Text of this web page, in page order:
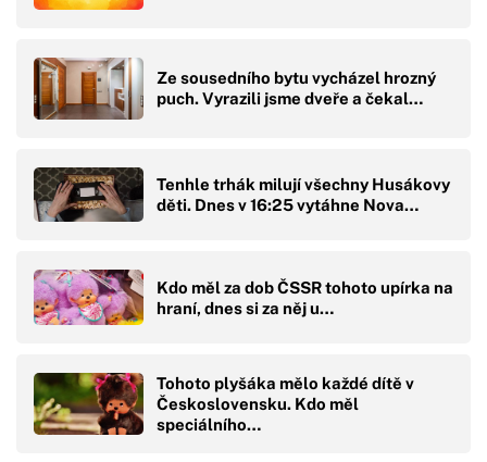
Ze sousedního bytu vycházel hrozný
puch. Vyrazili jsme dveře a čekal…
Tenhle trhák milují všechny Husákovy
děti. Dnes v 16:25 vytáhne Nova…
Kdo měl za dob ČSSR tohoto upírka na
hraní, dnes si za něj u…
Tohoto plyšáka mělo každé dítě v
Československu. Kdo měl
speciálního…